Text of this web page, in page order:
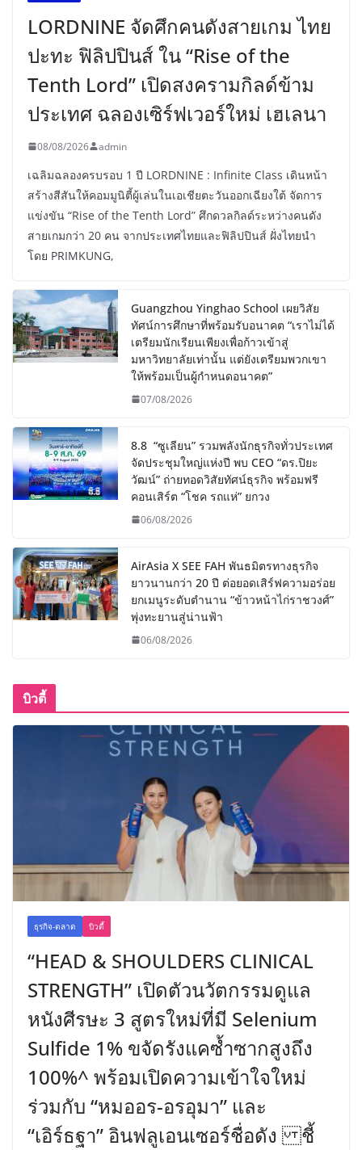
LORDNINE จัดศึกคนดังสายเกม ไทย
ปะทะ ฟิลิปปินส์ ใน “Rise of the
Tenth Lord” เปิดสงครามกิลด์ข้าม
ประเทศ ฉลองเซิร์ฟเวอร์ใหม่ เฮเลนา
08/08/2026 admin
เฉลิมฉลองครบรอบ 1 ปี LORDNINE : Infinite Class เดินหน้า
สร้างสีสันให้คอมมูนิตี้ผู้เล่นในเอเชียตะวันออกเฉียงใต้ จัดการ
แข่งขัน “Rise of the Tenth Lord” ศึกดวลกิลด์ระหว่างคนดัง
สายเกมกว่า 20 คน จากประเทศไทยและฟิลิปปินส์ ฝั่งไทยนำ
โดย PRIMKUNG,
Guangzhou Yinghao School เผยวิสัย
ทัศน์การศึกษาที่พร้อมรับอนาคต “เราไม่ได้
เตรียมนักเรียนเพียงเพื่อก้าวเข้าสู่
มหาวิทยาลัยเท่านั้น แต่ยังเตรียมพวกเขา
ให้พร้อมเป็นผู้กำหนดอนาคต”
07/08/2026
8.8 “ซูเลียน” รวมพลังนักธุรกิจทั่วประเทศ
จัดประชุมใหญ่แห่งปี พบ CEO “ดร.ปิยะ
วัฒน์” ถ่ายทอดวิสัยทัศน์ธุรกิจ พร้อมฟรี
คอนเสิร์ต “โชค รถแห่” ยกวง
06/08/2026
AirAsia X SEE FAH พันธมิตรทางธุรกิจ
ยาวนานกว่า 20 ปี ต่อยอดเสิร์ฟความอร่อย
ยกเมนูระดับตำนาน “ข้าวหน้าไก่ราชวงศ์”
พุ่งทะยานสู่น่านฟ้า
06/08/2026
บิวตี้
ธุรกิจ-ตลาด บิวตี้
“HEAD & SHOULDERS CLINICAL
STRENGTH” เปิดตัวนวัตกรรมดูแล
หนังศีรษะ 3 สูตรใหม่ที่มี Selenium
Sulfide 1% ขจัดรังแคซ้ำซากสูงถึง
100%^ พร้อมเปิดความเข้าใจใหม่
ร่วมกับ “หมออร-อรอุมา” และ
“เอิร์ธฐา” อินฟลูเอนเซอร์ชื่อดัง ชี้